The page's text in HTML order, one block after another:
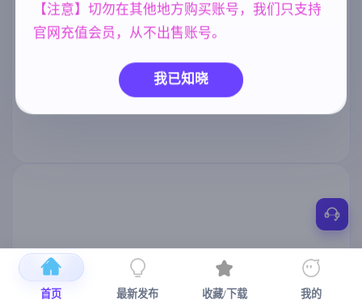
【注意】切勿在其他地方购买账号，我们只支持
官网充值会员，从不出售账号。
我已知晓
首页 最新发布 收藏/下载 我的